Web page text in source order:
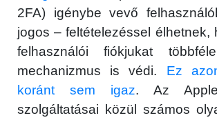
2FA) igénybe vevő
jogos – feltételezéssel élhetnek,
felhasználói fiókjukat
mechanizmus is védi. Ez
koránt sem igaz. Az
szolgáltatásai közül számos